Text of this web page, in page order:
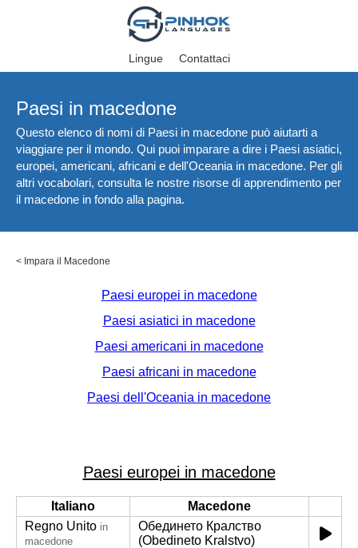
Lingue Contattaci
Paesi in macedone
Questo elenco di nomi di Paesi in macedone può aiutarti a
viaggiare per il mondo. Qui puoi imparare a dire i Paesi asiatici,
europei, americani, africani e dell'Oceania in macedone. Per gli
altri vocabolari, consulta le nostre risorse di apprendimento per
il macedone in fondo alla pagina.
< Impara il Macedone
Paesi europei in macedone
Paesi asiatici in macedone
Paesi americani in macedone
Paesi africani in macedone
Paesi dell'Oceania in macedone
Paesi europei in macedone
Italiano
Macedone
Regno Unito in
macedone
Обединето Кралство
(Obedineto Kralstvo)